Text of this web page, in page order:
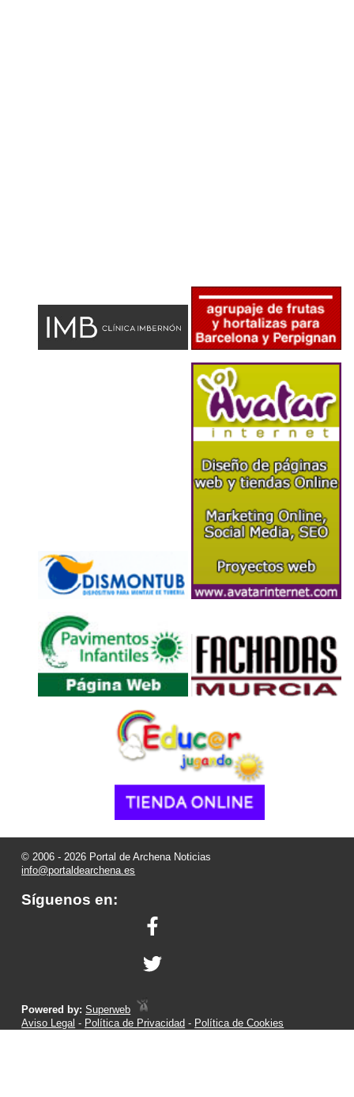
© 2006 - 2026 Portal de Archena Noticias
info@portaldearchena.es
Síguenos en:
Powered by:Superweb
Aviso Legal - Política de Privacidad - Política de Cookies